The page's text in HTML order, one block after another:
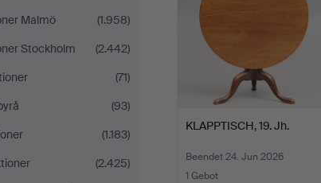
Malmö
(1.958)
Stockholm
(2.442)
(71)
(93)
(1.183)
(2.425)
KLAPPTISCH, 19. Jh.
Beendet 24. Jun 2026
1 Gebot